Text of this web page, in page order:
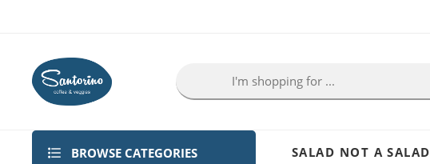
BROWSE CATEGORIES SALAD NOT A SALAD